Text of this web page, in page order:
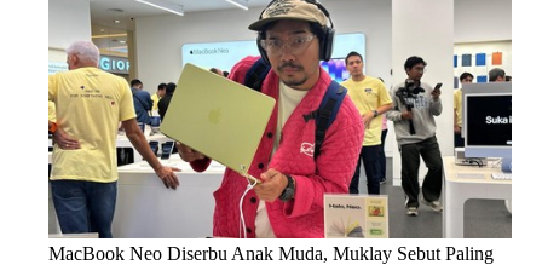
MacBook Neo Diserbu Anak Muda, Muklay Sebut Paling